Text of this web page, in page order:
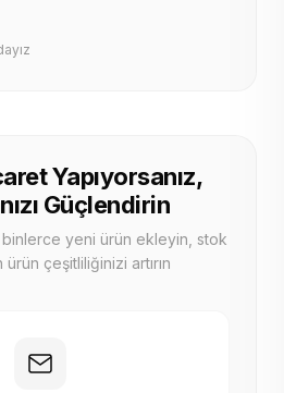
Yapıyorsanız,
Güçlendirin
binlerce yeni ürün ekleyin, stok
çeşitliliğinizi artırın